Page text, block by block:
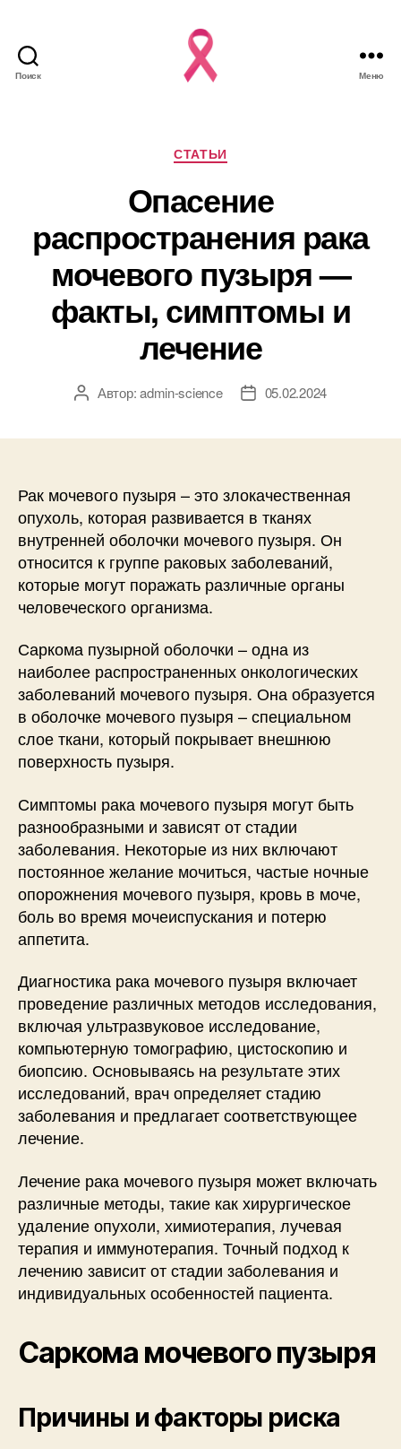
Поиск Меню
Рубрики
СТАТЬИ
Опасение
распространения рака
мочевого пузыря —
факты, симптомы и
лечение
АвторАвтор:admin-science
Дата05.02.2024
Рак мочевого пузыря – это злокачественная
опухоль, которая развивается в тканях
внутренней оболочки мочевого пузыря. Он
относится к группе раковых заболеваний,
которые могут поражать различные органы
человеческого организма.
Саркома пузырной оболочки – одна из
наиболее распространенных онкологических
заболеваний мочевого пузыря. Она образуется
в оболочке мочевого пузыря – специальном
слое ткани, который покрывает внешнюю
поверхность пузыря.
Симптомы рака мочевого пузыря могут быть
разнообразными и зависят от стадии
заболевания. Некоторые из них включают
постоянное желание мочиться, частые ночные
опорожнения мочевого пузыря, кровь в моче,
боль во время мочеиспускания и потерю
аппетита.
Диагностика рака мочевого пузыря включает
проведение различных методов исследования,
включая ультразвуковое исследование,
компьютерную томографию, цистоскопию и
биопсию. Основываясь на результате этих
исследований, врач определяет стадию
заболевания и предлагает соответствующее
лечение.
Лечение рака мочевого пузыря может включать
различные методы, такие как хирургическое
удаление опухоли, химиотерапия, лучевая
терапия и иммунотерапия. Точный подход к
лечению зависит от стадии заболевания и
индивидуальных особенностей пациента.
Саркома мочевого пузыря
Причины и факторы риска